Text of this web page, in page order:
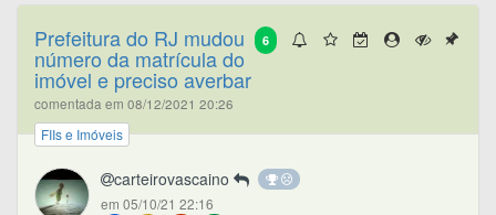
6
Prefeitura do RJ mudou
número da matrícula do
imóvel e preciso averbar
comentada em 08/12/2021 20:26
FIIs e Imóveis
carteirovascaino
em 05/10/21 22:16